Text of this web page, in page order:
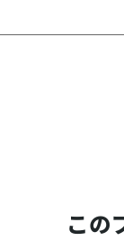
この